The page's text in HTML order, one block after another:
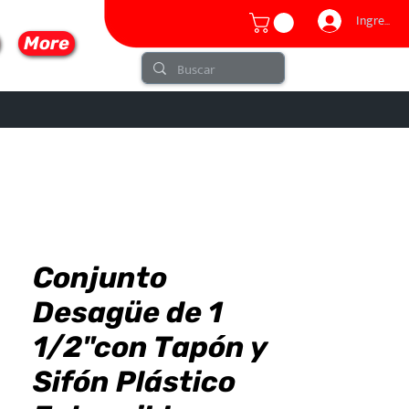
More
Ingresar
Conjunto
Desagüe de 1
1/2"con Tapón y
Sifón Plástico